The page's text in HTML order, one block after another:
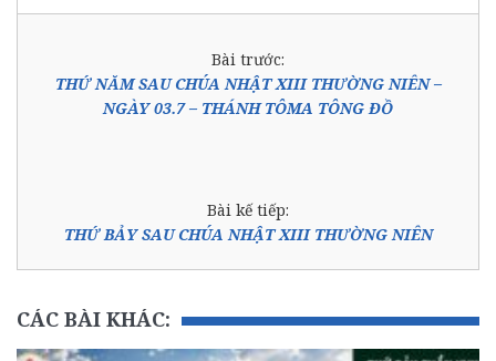
Bài trước:
THỨ NĂM SAU CHÚA NHẬT XIII THƯỜNG NIÊN –
NGÀY 03.7 – THÁNH TÔMA TÔNG ĐỒ
Bài kế tiếp:
THỨ BẢY SAU CHÚA NHẬT XIII THƯỜNG NIÊN
CÁC BÀI KHÁC: